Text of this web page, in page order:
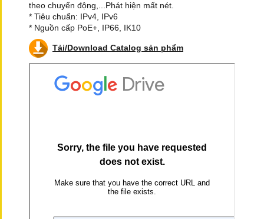
theo chuyển động,...Phát hiện mất nét.
* Tiêu chuẩn: IPv4, IPv6
* Nguồn cấp PoE+, IP66, IK10
Tải/Download Catalog sản phẩm